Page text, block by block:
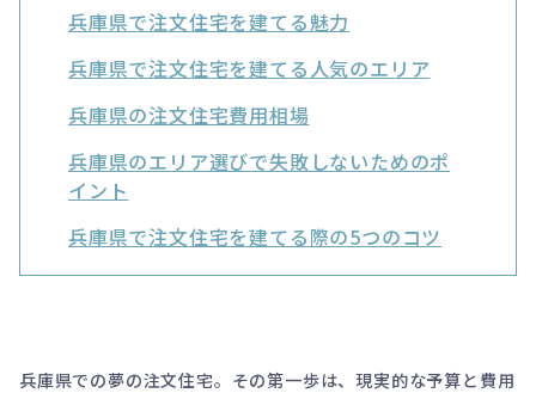
兵庫県で注文住宅を建てる魅力
兵庫県で注文住宅を建てる人気のエリア
兵庫県の注文住宅費用相場
兵庫県のエリア選びで失敗しないためのポ
イント
兵庫県で注文住宅を建てる際の5つのコツ
兵庫県での夢の注文住宅。その第一歩は、現実的な予算と費用